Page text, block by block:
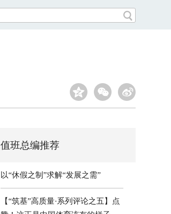
值班总编推荐
以“休假之制”求解“发展之需”
【“筑基”高质量·系列评论之五】点